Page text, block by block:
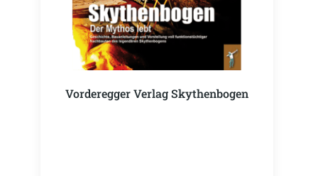
Vorderegger Verlag Skythenbogen